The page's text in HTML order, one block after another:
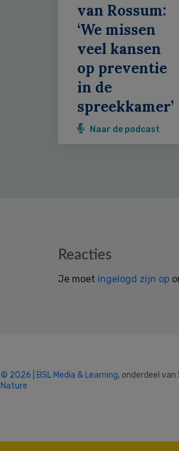
van Rossum:
‘We missen
veel kansen
op preventie
in de
spreekkamer’
Naar de podcast
Reacties
Je moet ingelogd zijn op
© 2026 | BSL Media & Learning, onderdeel van
Nature